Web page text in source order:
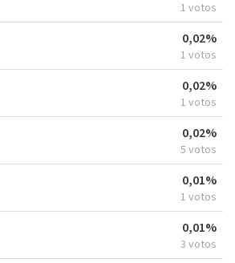
1 votos
0,02%
1 votos
0,02%
1 votos
0,02%
5 votos
0,01%
1 votos
0,01%
3 votos